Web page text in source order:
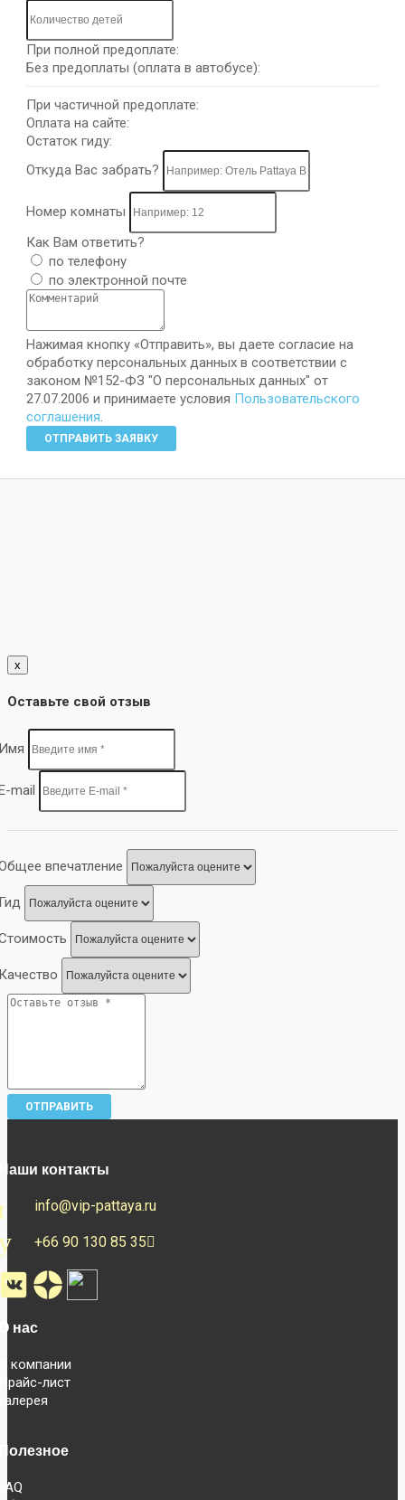
При полной предоплате:
Без предоплаты (оплата в автобусе):
При частичной предоплате:
Оплата на сайте:
Остаток гиду:
Откуда Вас забрать?
Номер комнаты
Как Вам ответить?
по телефону
по электронной почте
Нажимая кнопку «Отправить», вы даете согласие на
обработку персональных данных в соответствии с
законом №152-ФЗ "О персональных данных" от
27.07.2006 и принимаете условия Пользовательского
соглашения.
ОТПРАВИТЬ ЗАЯВКУ
x
Оставьте свой отзыв
mail
впечатление
контакты
info@vip-pattaya.ru
+66 90 130 85 35
нас
компании
лист